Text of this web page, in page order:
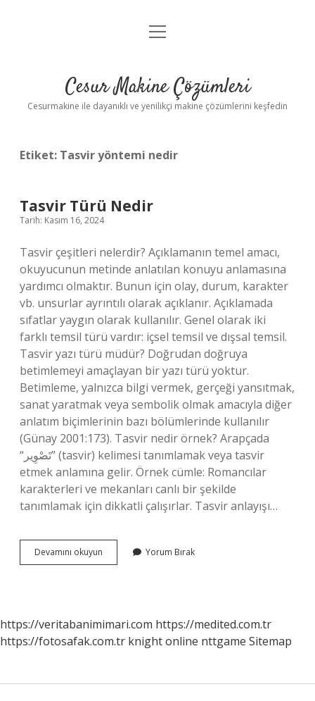
Anasayfa
Yasal Uyarı
menüyü
Cesur Makine Çözümleri
Cesurmakine ile dayanıklı ve yenilikçi makine çözümlerini keşfedin
Etiket: Tasvir yöntemi nedir
Tasvir Türü Nedir
Tarih: Kasım 16, 2024
Tasvir çeşitleri nelerdir? Açıklamanın temel amacı,
okuyucunun metinde anlatılan konuyu anlamasına
yardımcı olmaktır. Bunun için olay, durum, karakter
vb. unsurlar ayrıntılı olarak açıklanır. Açıklamada
sıfatlar yaygın olarak kullanılır. Genel olarak iki
farklı temsil türü vardır: içsel temsil ve dışsal temsil.
Tasvir yazı türü müdür? Doğrudan doğruya
betimlemeyi amaçlayan bir yazı türü yoktur.
Betimleme, yalnızca bilgi vermek, gerçeği yansıtmak,
sanat yaratmak veya sembolik olmak amacıyla diğer
anlatım biçimlerinin bazı bölümlerinde kullanılır
(Günay 2001:173). Tasvir nedir örnek? Arapçada
“تَصْوِير” (tasvir) kelimesi tanımlamak veya tasvir
etmek anlamına gelir. Örnek cümle: Romancılar
karakterleri ve mekanları canlı bir şekilde
tanımlamak için dikkatli çalışırlar. Tasvir anlayışı…
Devamını okuyun
Türü
Yorum Bırak
https://veritabanimimari.com https://medited.com.tr
https://fotosafak.com.tr knight online nttgame Sitemap